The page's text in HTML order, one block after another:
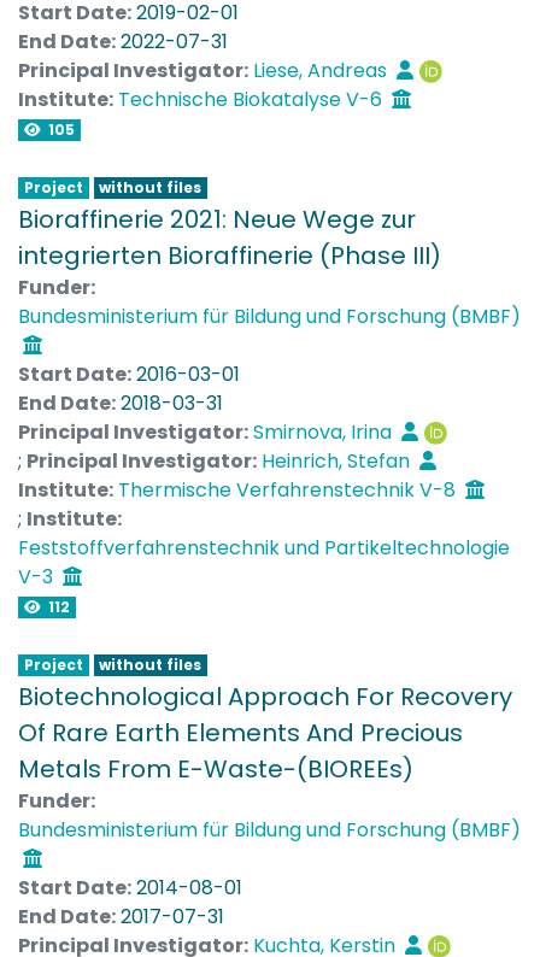
parameter. A suitable reactor will be designed to
measure enzyme kinetics and to determine the
influence of pressure.
Start Date:2019-02-01
End Date:2022-07-31
Principal Investigator: Liese, Andreas
Institute: Technische Biokatalyse V-6
105
Project without files
Bioraffinerie 2021: Neue Wege zur
integrierten Bioraffinerie (Phase III)
Funder:
Bundesministerium für Bildung und Forschung (BMBF)
Start Date:2016-03-01
End Date:2018-03-31
Principal Investigator:Smirnova, Irina
; Principal Investigator: Heinrich, Stefan
Institute: Thermische Verfahrenstechnik V-8
; Institute:
Feststoffverfahrenstechnik und Partikeltechnologie
V-3
112
Project without files
Biotechnological Approach For Recovery
Of Rare Earth Elements And Precious
Metals From E-Waste-(BIOREEs)
Funder:
Bundesministerium für Bildung und Forschung (BMBF)
Start Date:2014-08-01
End Date:2017-07-31
Principal Investigator: Kuchta, Kerstin